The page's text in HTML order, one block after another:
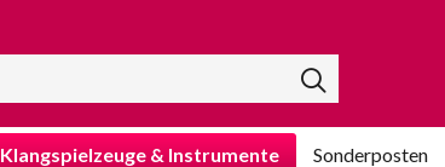
Klangspielzeuge & Instrumente Sonderposten